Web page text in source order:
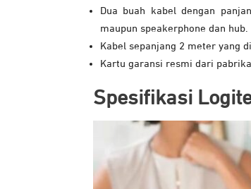
Dua buah kabel dengan
maupun speakerphone dan hub.
Kabel sepanjang 2 meter yang
Kartu garansi resmi dari
Spesifikasi